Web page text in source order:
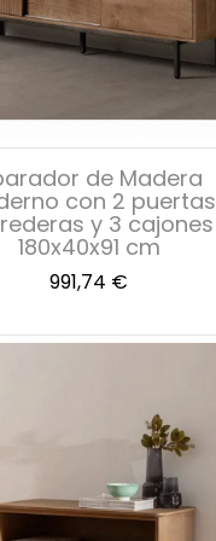
de Madera
con 2 puertas
y 3 cajones
180x40x91 cm
Precio
991,74 €